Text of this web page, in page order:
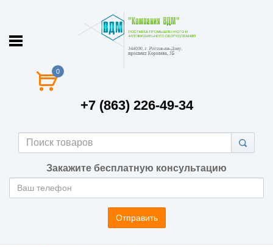
0
+7 (863) 226-49-34
Закажите бесплатную консультацию
Отправить